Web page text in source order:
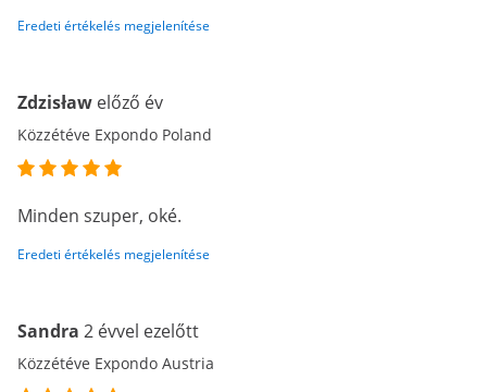
Eredeti értékelés megjelenítése
Zdzisław előző év
Közzétéve Expondo Poland
Minden szuper, oké.
Eredeti értékelés megjelenítése
Sandra 2 évvel ezelőtt
Közzétéve Expondo Austria